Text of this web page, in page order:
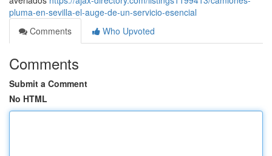
pluma-en-sevilla-el-auge-de-un-servicio-esencial
Comments
Who Upvoted
Comments
Submit a Comment
No HTML